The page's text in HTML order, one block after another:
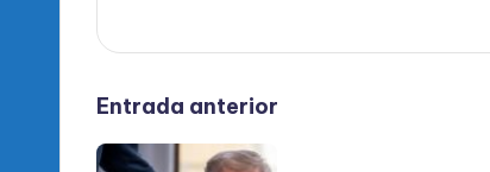
Navegación
Entrada anterior